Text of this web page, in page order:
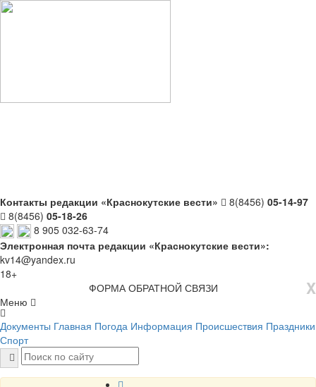
Контакты редакции «Краснокутские вести» 8(8456) 05-14-97
8(8456) 05-18-26
8 905 032-63-74
Электронная почта редакции «Краснокутские вести»:
kv14@yandex.ru
18+
X
ФОРМА ОБРАТНОЙ СВЯЗИ
Меню
Документы Главная Погода Информация Происшествия Праздники
Спорт